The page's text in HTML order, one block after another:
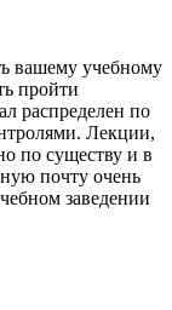
вашему учебному
пройти
распределен по
Лекции,
по существу и в
почту очень
заведении